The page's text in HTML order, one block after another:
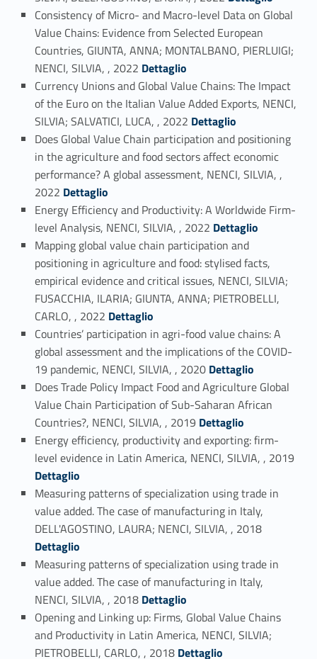
Consistency of Micro- and Macro-level Data on Global
Value Chains: Evidence from Selected European
Countries, GIUNTA, ANNA; MONTALBANO, PIERLUIGI;
NENCI, SILVIA, , 2022 Link identifier #identifier_person_111005-10
Dettaglio
Currency Unions and Global Value Chains: The Impact
of the Euro on the Italian Value Added Exports, NENCI,
SILVIA; SALVATICI, LUCA, , 2022 Link identifier #identifier_person_140890-11
Dettaglio
Does Global Value Chain participation and positioning
in the agriculture and food sectors affect economic
performance? A global assessment, NENCI, SILVIA, ,
2022 Link identifier #identifier_person_189648-12
Dettaglio
Energy Efficiency and Productivity: A Worldwide Firm-
level Analysis, NENCI, SILVIA, , 2022 Link identifier #identifier_person_41843-13
Dettaglio
Mapping global value chain participation and
positioning in agriculture and food: stylised facts,
empirical evidence and critical issues, NENCI, SILVIA;
FUSACCHIA, ILARIA; GIUNTA, ANNA; PIETROBELLI,
CARLO, , 2022 Link identifier #identifier_person_158440-14
Dettaglio
Countries’ participation in agri-food value chains: A
global assessment and the implications of the COVID-
19 pandemic, NENCI, SILVIA, , 2020 Link identifier #identifier_person_110252-15
Dettaglio
Does Trade Policy Impact Food and Agriculture Global
Value Chain Participation of Sub-Saharan African
Countries?, NENCI, SILVIA, , 2019 Link identifier #identifier_person_135145-16
Dettaglio
Energy efficiency, productivity and exporting: firm-
level evidence in Latin America, NENCI, SILVIA, , 2019
Dettaglio
Measuring patterns of specialization using trade in
value added. The case of manufacturing in Italy,
DELL'AGOSTINO, LAURA; NENCI, SILVIA, , 2018Link identifier #identifier_person_162159-18
Dettaglio
Measuring patterns of specialization using trade in
value added. The case of manufacturing in Italy,
NENCI, SILVIA, , 2018Link identifier #identifier_person_144147-19
Dettaglio
Opening and Linking up: Firms, Global Value Chains
and Productivity in Latin America, NENCI, SILVIA;
PIETROBELLI, CARLO, , 2018Link identifier #identifier_person_144801-20
Dettaglio